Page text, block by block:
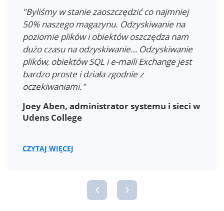
"Dzięki NAKIVO Backup & Replication
uzyskaliśmy kompletną kopię zapasową
maszyn wirtualnych VMware z plikami
konfiguracji, treścią webową oraz danymi SQL,
nie potrzebując przy tym dużo przestrzeni
dyskowej... Oszczędność czasu przy
odzyskiwaniu maszyny wirtualnej o co
powodem, dla którego jesteśmy całkowicie
zadowoleni z wydajności."
Richard Rajniak, CEO Com-Trade s.r.o.